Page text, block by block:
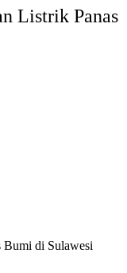
Listrik Panas
Bumi di Sulawesi